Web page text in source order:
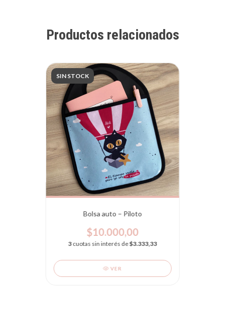
Productos relacionados
SIN STOCK
Bolsa auto – Piloto
$10.000,00
3cuotas sin interés de$3.333,33
VER